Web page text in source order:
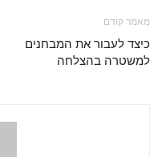
מאמר קודם
כיצד לעבור את המבחנים
למשטרה בהצלחה